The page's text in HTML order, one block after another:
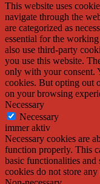
This website uses
navigate through the
are categorized as
essential for the
also use third-party
you use this website.
only with your consent.
cookies. But opting out
on your browsing
Necessary
Necessary
immer aktiv
Necessary cookies are
function properly. This
basic functionalities and
cookies do not store